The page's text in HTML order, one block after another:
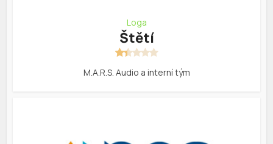
Loga
Štětí
M.A.R.S. Audio a interní tým